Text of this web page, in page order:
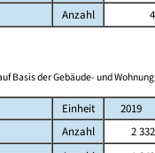
Anzahl 4
Basis der Gebäude- und
Einheit 2019
Anzahl 2 332